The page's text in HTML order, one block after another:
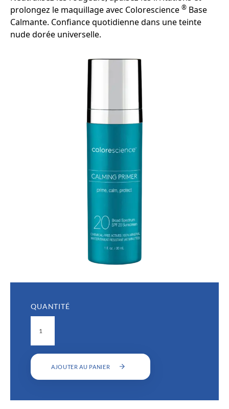
prolongez le maquillage avec Colorescience ® Base
Calmante. Confiance quotidienne dans une teinte
nude dorée universelle.
QUANTITÉ
AJOUTER AU PANIER